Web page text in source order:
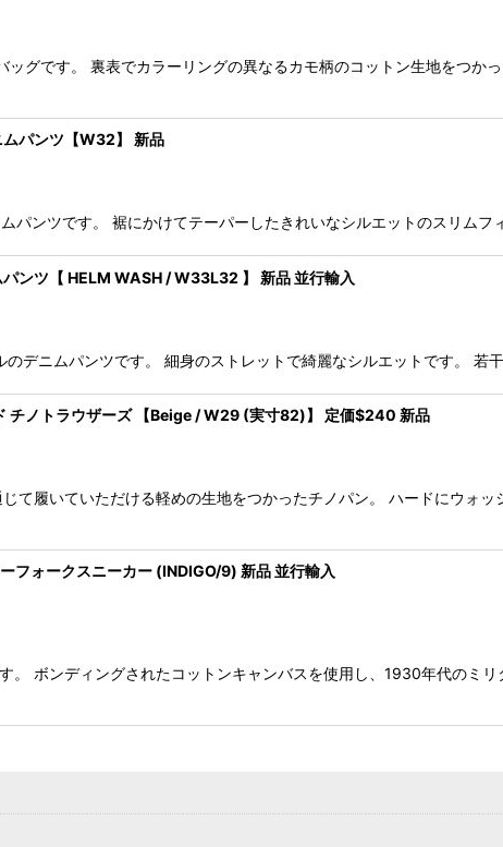
ッグです。 裏表でカラーリングの異なるカモ柄のコットン生地をつか
ムパンツ【W32】 新品
パンツです。 裾にかけてテーパーしたきれいなシルエットのスリム
ンツ【 HELM WASH / W33L32 】 新品 並行輸入
のデニムパンツです。 細身のストレットで綺麗なシルエットです。
チノトラウザーズ 【Beige / W29 (実寸82)】 定価$240 新品
て履いていただける軽めの生地をつかったチノパン。 ハードにウォ
フォークスニーカー (INDIGO/9) 新品 並行輸入
。 ボンディングされたコットンキャンバスを使用し、1930年代のミ